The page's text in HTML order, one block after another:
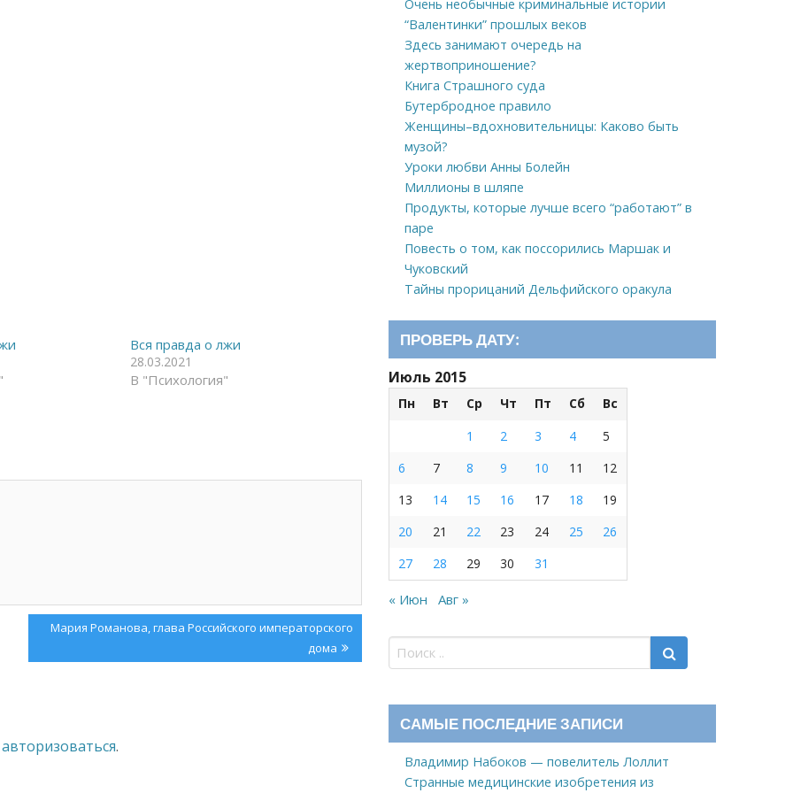
Вся правда о лжи
28.03.2021
В "Психология"
Next
Мария Романова, глава Российского императорского
дома
авторизоваться.
Очень необычные криминальные истории
“Валентинки” прошлых веков
Здесь занимают очередь на
жертвоприношение?
Книга Страшного суда
Бутербродное правило
Женщины–вдохновительницы: Каково быть
музой?
Уроки любви Анны Болейн
Миллионы в шляпе
Продукты, которые лучше всего “работают” в
паре
Повесть о том, как поссорились Маршак и
Чуковский
Тайны прорицаний Дельфийского оракула
ПРОВЕРЬ ДАТУ:
Июль 2015
Пн Вт Ср Чт Пт Сб
Вс
1
2 3 4
5
6
7 8 9 10 11
12
13
14 15 16 17 18
19
20
21 22 23 24 25
26
27
28 29 30 31
« Июн Авг »
САМЫЕ ПОСЛЕДНИЕ ЗАПИСИ
Владимир Набоков — повелитель Лоллит
Странные медицинские изобретения из